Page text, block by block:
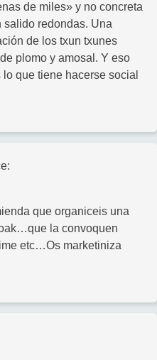
de miles» y no concreta
salido redondas. Una
de los txun txunes
plomo y amosal. Y eso
que tiene hacerse social
que organiceis una
la convoquen
etc…Os marketiniza